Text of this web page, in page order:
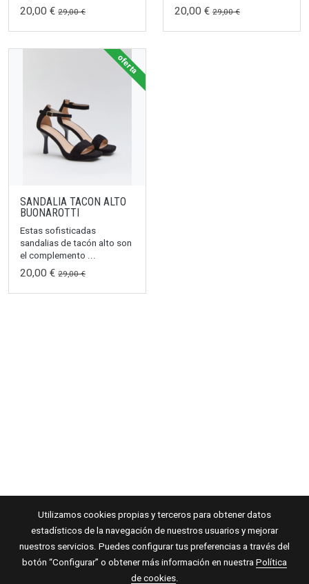
20,00 € 29,00 € 20,00 € 29,00 €
SANDALIA TACON ALTO
BUONAROTTI
Estas sofisticadas
sandalias de tacón alto son
el complemento ...
20,00 € 29,00 €
oferta
Utilizamos cookies propias y terceros para obtener datos
estadísticos de la navegación de nuestros usuarios y mejorar
nuestros servicios. Puedes configurar tus preferencias a través del
botón “Configurar” o obtener más información en nuestra Política
de cookies.